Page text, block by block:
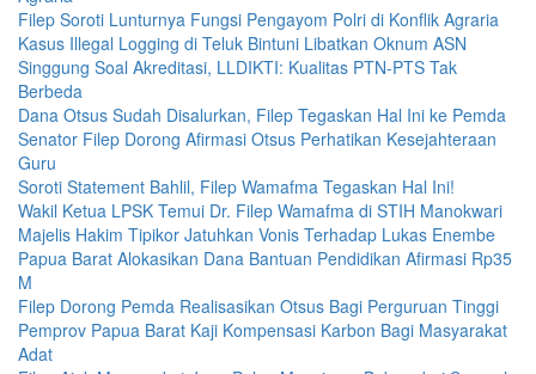
Filep Soroti Lunturnya Fungsi Pengayom Polri di Konflik Agraria
Kasus Illegal Logging di Teluk Bintuni Libatkan Oknum ASN
Singgung Soal Akreditasi, LLDIKTI: Kualitas PTN-PTS Tak
Berbeda
Dana Otsus Sudah Disalurkan, Filep Tegaskan Hal Ini ke Pemda
Senator Filep Dorong Afirmasi Otsus Perhatikan Kesejahteraan
Guru
Soroti Statement Bahlil, Filep Wamafma Tegaskan Hal Ini!
Wakil Ketua LPSK Temui Dr. Filep Wamafma di STIH Manokwari
Majelis Hakim Tipikor Jatuhkan Vonis Terhadap Lukas Enembe
Papua Barat Alokasikan Dana Bantuan Pendidikan Afirmasi Rp35
M
Filep Dorong Pemda Realisasikan Otsus Bagi Perguruan Tinggi
Pemprov Papua Barat Kaji Kompensasi Karbon Bagi Masyarakat
Adat